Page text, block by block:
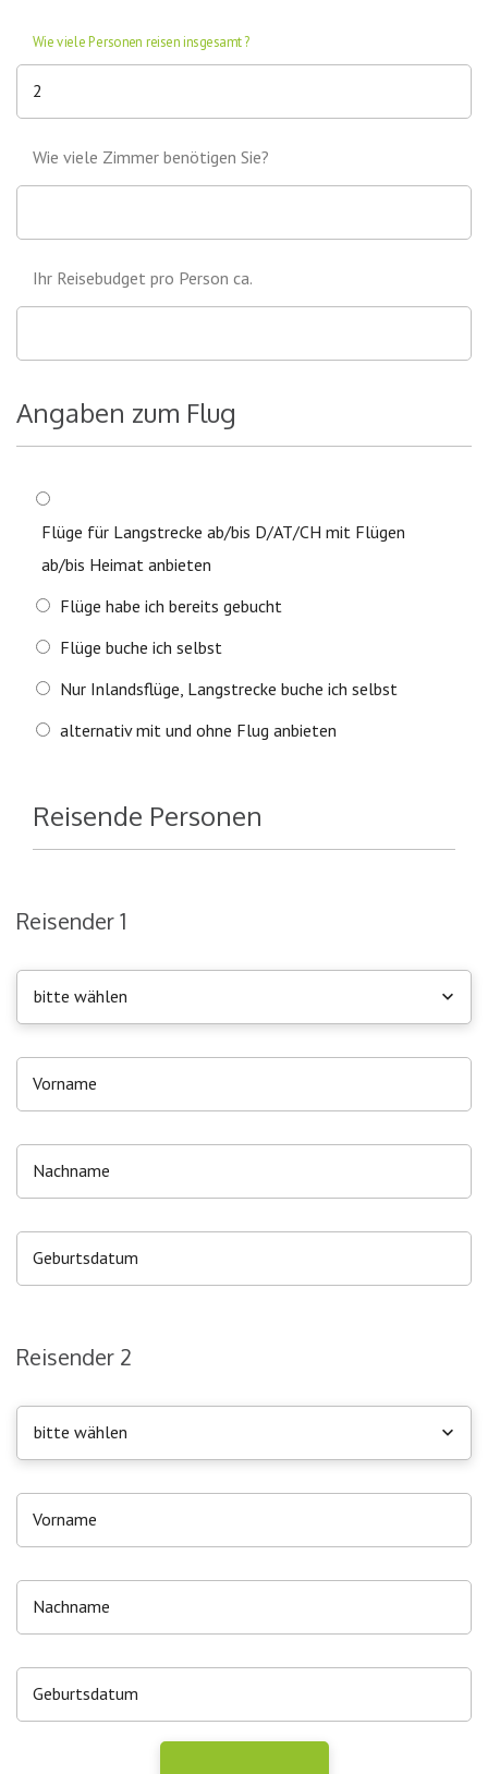
Wie viele Personen reisen insgesamt?
Wie viele Zimmer benötigen Sie?
Ihr Reisebudget pro Person ca.
Angaben zum Flug
Flüge für Langstrecke ab/bis D/AT/CH mit Flügen
ab/bis Heimat anbieten
Flüge habe ich bereits gebucht
Flüge buche ich selbst
Nur Inlandsflüge, Langstrecke buche ich selbst
alternativ mit und ohne Flug anbieten
Reisende Personen
Reisender 1
bitte wählen
Reisender 2
bitte wählen